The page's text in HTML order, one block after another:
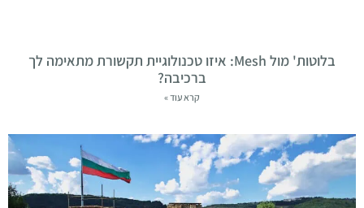
בלוטות' מול Mesh: איזו טכנולוגיית תקשורת מתאימה לך
ברכיבה?
קרא עוד »